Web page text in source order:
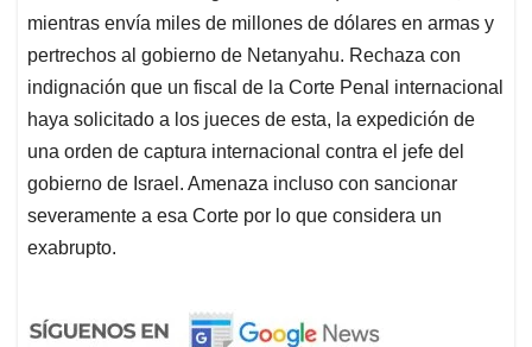
mientras envía miles de millones de dólares en armas y
pertrechos al gobierno de Netanyahu. Rechaza con
indignación que un fiscal de la Corte Penal internacional
haya solicitado a los jueces de esta, la expedición de
una orden de captura internacional contra el jefe del
gobierno de Israel. Amenaza incluso con sancionar
severamente a esa Corte por lo que considera un
exabrupto.